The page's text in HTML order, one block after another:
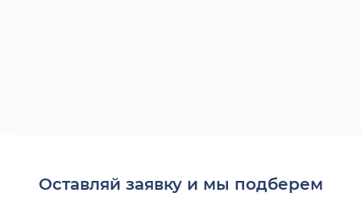
Оставляй заявку и мы подберем